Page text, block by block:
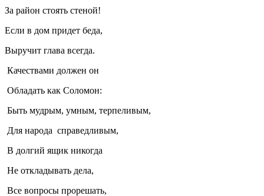
За район стоять стеной!
Если в дом придет беда,
Выручит глава всегда.
Качествами должен он
Обладать как Соломон:
Быть мудрым, умным, терпеливым,
Для народа справедливым,
В долгий ящик никогда
Не откладывать дела,
Все вопросы прорешать,